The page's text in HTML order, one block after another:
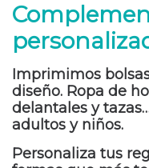
Imprimimos
diseño. Ropa de
delantales y
adultos y niños.
Personaliza tus